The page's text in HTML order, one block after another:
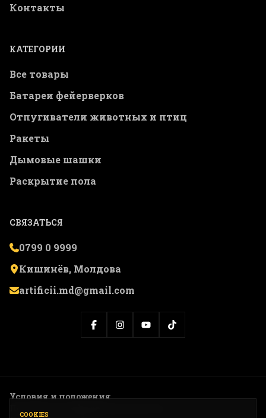
Контакты
КАТЕГОРИИ
Все товары
Батареи фейерверков
Отпугиватели животных и птиц
Ракеты
Дымовые шашки
Раскрытие пола
СВЯЗАТЬСЯ
0799 0 9999
Кишинёв, Молдова
artificii.md@gmail.com
Условия и положения
COOKIES